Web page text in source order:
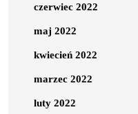
czerwiec 2022
maj 2022
kwiecień 2022
marzec 2022
luty 2022